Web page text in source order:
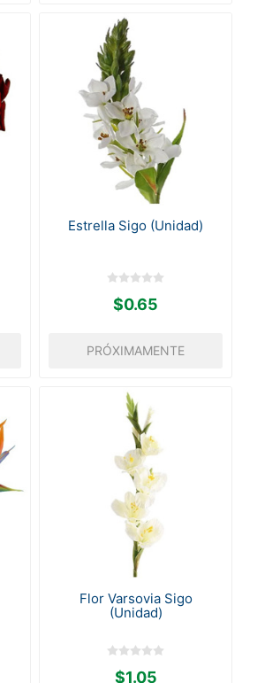
Estrella Sigo (Unidad)
$0.65
PRÓXIMAMENTE
Flor Varsovia Sigo
(Unidad)
$1.05